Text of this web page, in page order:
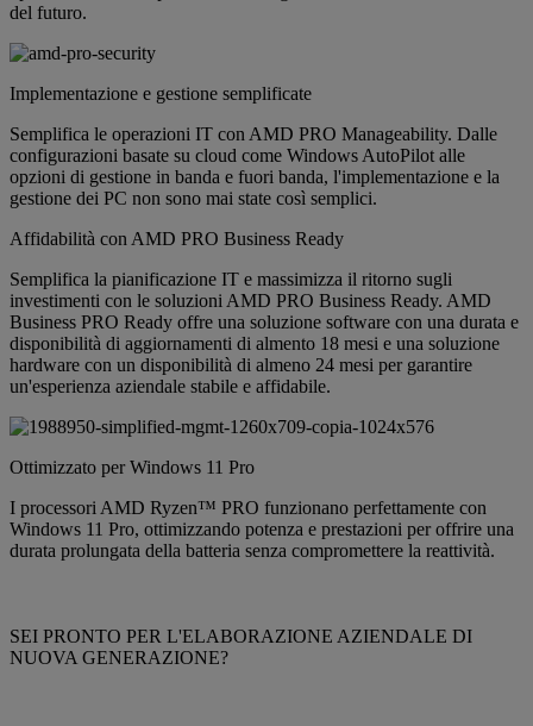
del futuro.
Implementazione e gestione semplificate
Semplifica le operazioni IT con AMD PRO Manageability. Dalle
configurazioni basate su cloud come Windows AutoPilot alle
opzioni di gestione in banda e fuori banda, l'implementazione e la
gestione dei PC non sono mai state così semplici.
Affidabilità con AMD PRO Business Ready
Semplifica la pianificazione IT e massimizza il ritorno sugli
investimenti con le soluzioni AMD PRO Business Ready. AMD
Business PRO Ready offre una soluzione software con una durata e
disponibilità di aggiornamenti di almento 18 mesi e una soluzione
hardware con un disponibilità di almeno 24 mesi per garantire
un'esperienza aziendale stabile e affidabile.
Ottimizzato per Windows 11 Pro
I processori AMD Ryzen™ PRO funzionano perfettamente con
Windows 11 Pro, ottimizzando potenza e prestazioni per offrire una
durata prolungata della batteria senza compromettere la reattività.
SEI PRONTO PER L'ELABORAZIONE AZIENDALE DI
NUOVA GENERAZIONE?